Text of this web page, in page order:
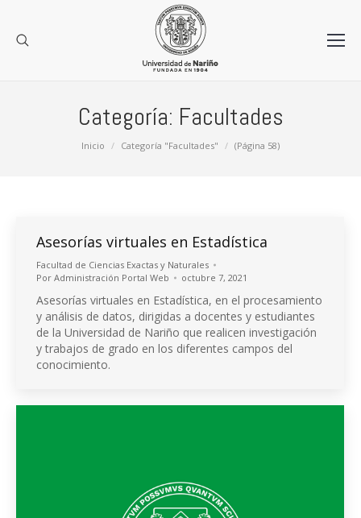
Categoría: Facultades
Inicio Categoría "Facultades" (Página 58)
Asesorías virtuales en Estadística
Facultad de Ciencias Exactas y Naturales
Por Administración Portal Web octubre 7, 2021
Asesorías virtuales en Estadística, en el procesamiento
y análisis de datos, dirigidas a docentes y estudiantes
de la Universidad de Nariño que realicen investigación
y trabajos de grado en los diferentes campos del
conocimiento.